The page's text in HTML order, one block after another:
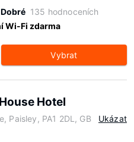
Dobré 135 hodnoceních
Wi-Fi zdarma
Vybrat
Hotel
Paisley, PA1 2DL, GB
Ukázat